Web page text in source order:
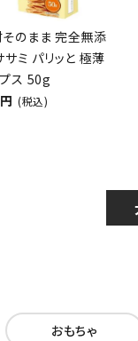
のまま 完全無添
サミ パリッと 極薄
ス 50g
(税込)
おもちゃ